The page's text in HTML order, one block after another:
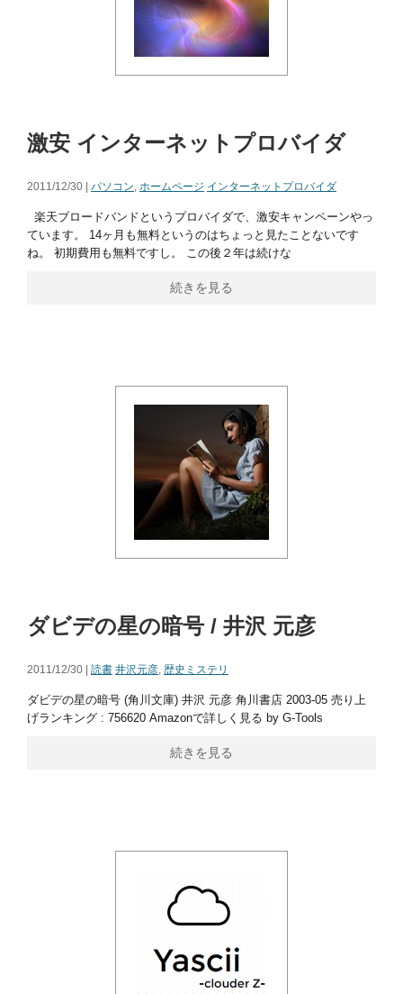
激安 インターネットプロバイダ
2011/12/30 | パソコン, ホームページ インターネットプロバイダ
楽天ブロードバンドというプロバイダで、激安キャンペーンやっ
ています。 14ヶ月も無料というのはちょっと見たことないです
ね。 初期費用も無料ですし。 この後２年は続けな
続きを見る
ダビデの星の暗号 / 井沢 元彦
2011/12/30 | 読書 井沢元彦, 歴史ミステリ
ダビデの星の暗号 (角川文庫) 井沢 元彦 角川書店 2003-05 売り上
げランキング : 756620 Amazonで詳しく見る by G-Tools
続きを見る